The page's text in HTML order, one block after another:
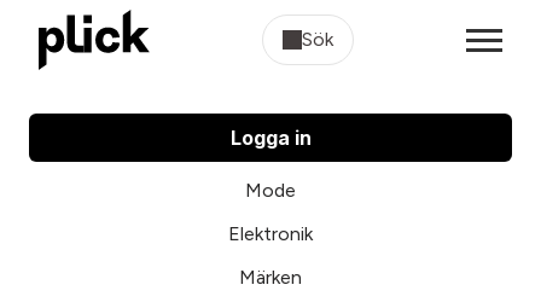
Sök
Logga in
Mode
Elektronik
Märken